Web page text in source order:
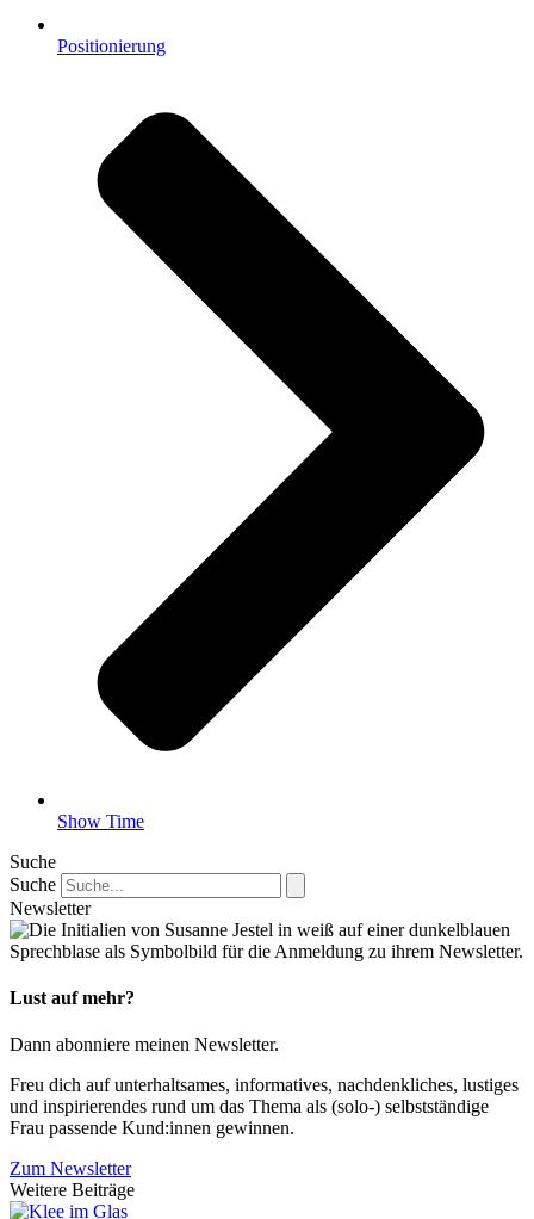
Positionierung
Show Time
Suche
Suche
Newsletter
Lust auf mehr?
Dann abonniere meinen News­letter.
Freu dich auf unterhaltsames, informatives, nachdenkliches, lustiges
und inspirierendes rund um das Thema als (solo-) selbstständige
Frau passende Kund:innen gewinnen.
Zum Newsletter
Weitere Beiträge